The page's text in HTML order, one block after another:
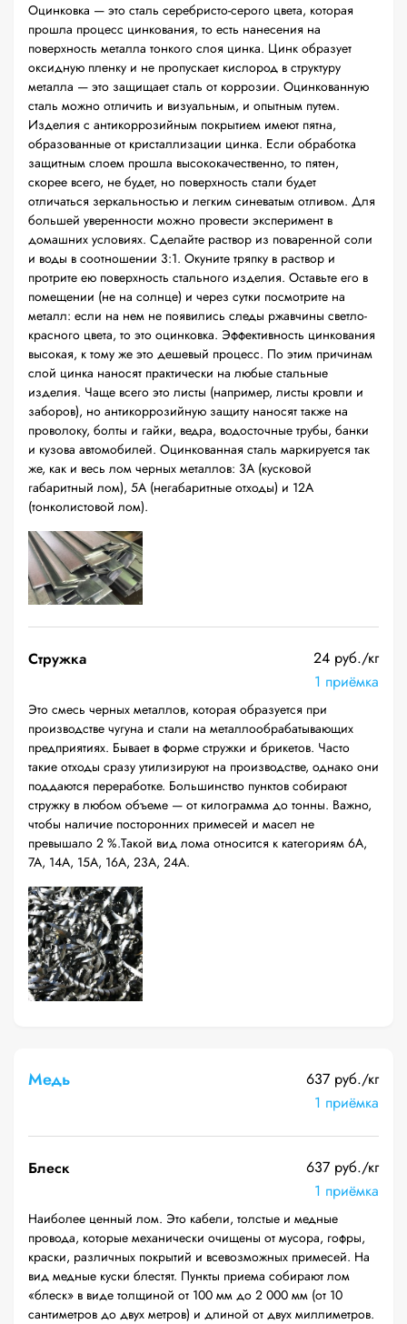
Оцинковка — это сталь серебристо-серого цвета, которая
прошла процесс цинкования, то есть нанесения на
поверхность металла тонкого слоя цинка. Цинк образует
оксидную пленку и не пропускает кислород в структуру
металла — это защищает сталь от коррозии. Оцинкованную
сталь можно отличить и визуальным, и опытным путем.
Изделия с антикоррозийным покрытием имеют пятна,
образованные от кристаллизации цинка. Если обработка
защитным слоем прошла высококачественно, то пятен,
скорее всего, не будет, но поверхность стали будет
отличаться зеркальностью и легким синеватым отливом. Для
большей уверенности можно провести эксперимент в
домашних условиях. Сделайте раствор из поваренной соли
и воды в соотношении 3:1. Окуните тряпку в раствор и
протрите ею поверхность стального изделия. Оставьте его в
помещении (не на солнце) и через сутки посмотрите на
металл: если на нем не появились следы ржавчины светло-
красного цвета, то это оцинковка. Эффективность цинкования
высокая, к тому же это дешевый процесс. По этим причинам
слой цинка наносят практически на любые стальные
изделия. Чаще всего это листы (например, листы кровли и
заборов), но антикоррозийную защиту наносят также на
проволоку, болты и гайки, ведра, водосточные трубы, банки
и кузова автомобилей. Оцинкованная сталь маркируется так
же, как и весь лом черных металлов: 3А (кусковой
габаритный лом), 5А (негабаритные отходы) и 12А
(тонколистовой лом).
Стружка
24 руб./кг
1 приёмка
Это смесь черных металлов, которая образуется при
производстве чугуна и стали на металлообрабатывающих
предприятиях. Бывает в форме стружки и брикетов. Часто
такие отходы сразу утилизируют на производстве, однако они
поддаются переработке. Большинство пунктов собирают
стружку в любом объеме — от килограмма до тонны. Важно,
чтобы наличие посторонних примесей и масел не
превышало 2 %.Такой вид лома относится к категориям 6А,
7А, 14А, 15А, 16А, 23А, 24А.
Медь
637 руб./кг
1 приёмка
Блеск
637 руб./кг
1 приёмка
Наиболее ценный лом. Это кабели, толстые и медные
провода, которые механически очищены от мусора, гофры,
краски, различных покрытий и всевозможных примесей. На
вид медные куски блестят. Пункты приема собирают лом
«блеск» в виде толщиной от 100 мм до 2 000 мм (от 10
сантиметров до двух метров) и длиной от двух миллиметров.